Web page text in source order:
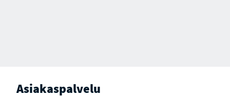
Asiakaspalvelu